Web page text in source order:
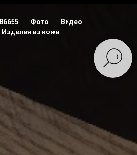
Фото
Видео
Изделия из кожи